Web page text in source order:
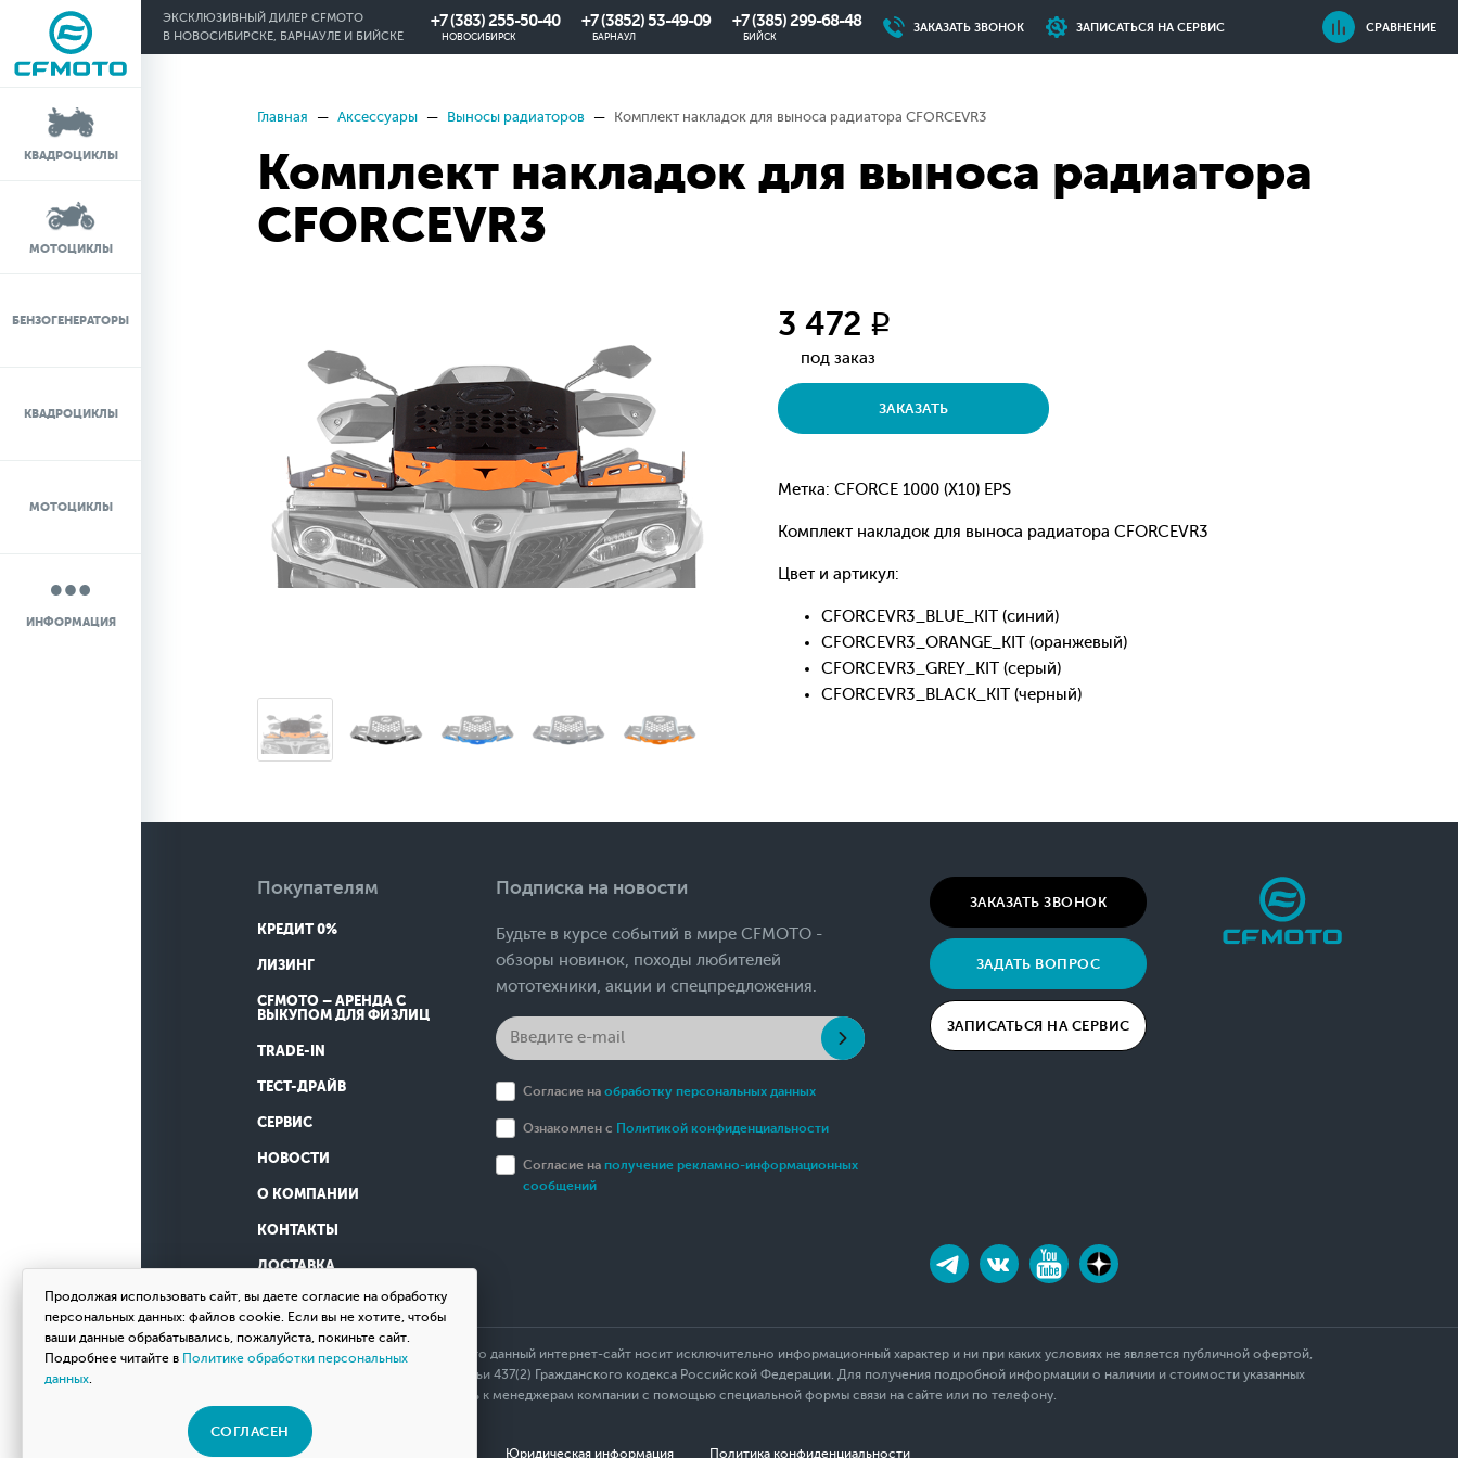
Продолжая использовать сайт, вы даете согласие на обработку
персональных данных: файлов cookie. Если вы не хотите, чтобы
ваши данные обрабатывались, пожалуйста, покиньте сайт.
Подробнее читайте в Политике обработки персональных
данных.
СОГЛАСЕН
ЭКСКЛЮЗИВНЫЙ ДИЛЕР CFMOTO
В НОВОСИБИРСКЕ, БАРНАУЛЕ И БИЙСКЕ
+7 (383) 255-50-40
НОВОСИБИРСК
+7 (3852) 53-49-09
БАРНАУЛ
+7 (385) 299-68-48
БИЙСК
ЗАКАЗАТЬ ЗВОНОК ЗАПИСАТЬСЯ НА СЕРВИС СРАВНЕНИЕ
КВАДРОЦИКЛЫ
МОТОЦИКЛЫ
БЕНЗОГЕНЕРАТОРЫ
КВАДРОЦИКЛЫ
МОТОЦИКЛЫ
ИНФОРМАЦИЯ
0%
IN
Главная Аксессуары Выносы радиаторов Комплект накладок для выноса радиатора CFORCEVR3
Комплект накладок для выноса радиатора
CFORCEVR3
3 472 q
под заказ
ЗАКАЗАТЬ
Метка: CFORCE 1000 (X10) EPS
Комплект накладок для выноса радиатора CFORCEVR3
Цвет и артикул:
CFORCEVR3_BLUE_KIT (синий)
CFORCEVR3_ORANGE_KIT (оранжевый)
CFORCEVR3_GREY_KIT (серый)
CFORCEVR3_BLACK_KIT (черный)
Покупателям
КРЕДИТ 0%
ЛИЗИНГ
CFMOTO – АРЕНДА С
ВЫКУПОМ ДЛЯ ФИЗЛИЦ
TRADE-IN
ТЕСТ-ДРАЙВ
СЕРВИС
НОВОСТИ
О КОМПАНИИ
КОНТАКТЫ
ДОСТАВКА
Подписка на новости
Будьте в курсе событий в мире CFMOTO -
обзоры новинок, походы любителей
мототехники, акции и спецпредложения.
Согласие на обработку персональных данных
Ознакомлен с Политикой конфиденциальности
Согласие на получение рекламно-информационных
сообщений
ЗАКАЗАТЬ ЗВОНОК
ЗАДАТЬ ВОПРОС
ЗАПИСАТЬСЯ НА СЕРВИС
Обращаем ваше внимание на то, что данный интернет-сайт носит исключительно информационный характер и ни при каких условиях не является публичной офертой,
определяемой положениями Статьи 437(2) Гражданского кодекса Российской Федерации. Для получения подробной информации о наличии и стоимости указанных
товаров, пожалуйста, обращайтесь к менеджерам компании с помощью специальной формы связи на сайте или по телефону.
© 2026 Мотосалон «ВНЕ ДОРОГ» Юридическая информация Политика конфиденциальности